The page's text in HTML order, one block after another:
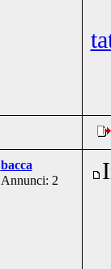
bacca
Annunci: 2